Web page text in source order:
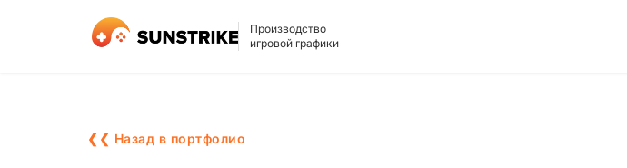
Производство
игровой графики
❮❮ Назад в портфолио